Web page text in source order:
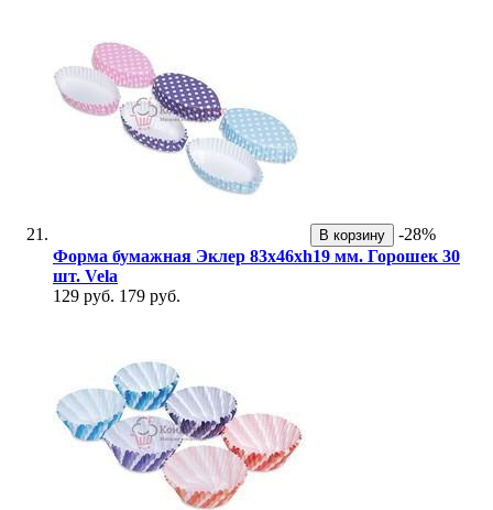
В корзину
-28%
Форма бумажная Эклер 83х46хh19 мм. Горошек 30
шт. Vela
129 руб. 179 руб.